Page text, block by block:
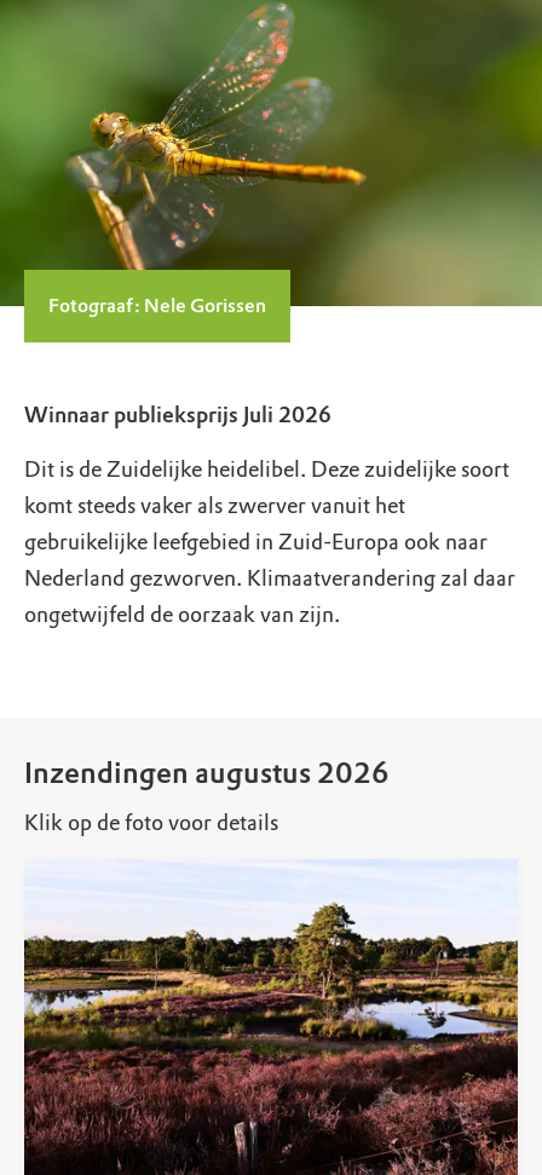
Fotograaf: Nele Gorissen
Winnaar publieksprijs Juli 2026
Dit is de Zuidelijke heidelibel. Deze zuidelijke soort
komt steeds vaker als zwerver vanuit het
gebruikelijke leefgebied in Zuid-Europa ook naar
Nederland gezworven. Klimaatverandering zal daar
ongetwijfeld de oorzaak van zijn.
Inzendingen augustus 2026
Klik op de foto voor details